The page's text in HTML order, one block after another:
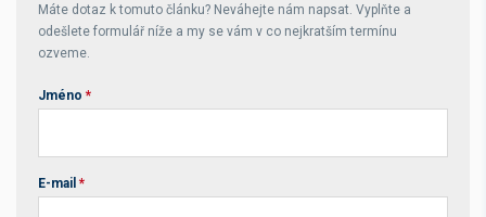
Máte dotaz k tomuto článku? Neváhejte nám napsat. Vyplňte a
odešlete formulář níže a my se vám v co nejkratším termínu
ozveme.
Jméno *
E-mail *